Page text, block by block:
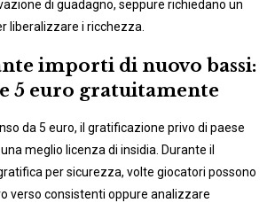
di guadagno, seppure richiedano un
liberalizzare i ricchezza.
importi di nuovo bassi:
5 euro gratuitamente
da 5 euro, il gratificazione privo di paese
meglio licenza di insidia. Durante il
per sicurezza, volte giocatori possono
verso consistenti oppure analizzare